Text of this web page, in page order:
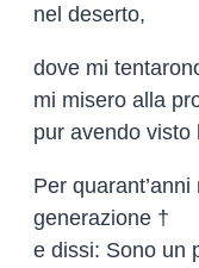
nel deserto,
dove mi
mi misero alla
pur avendo visto
Per
generazione †
e dissi: Sono un